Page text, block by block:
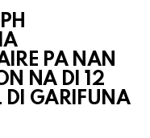
PA NAN
NA DI 12
DI GARIFUNA